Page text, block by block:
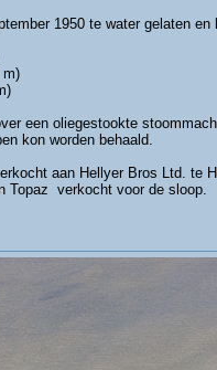
1950 te water gelaten
m)
een oliegestookte
kon worden behaald.
aan Hellyer Bros Ltd. te
Topaz verkocht voor de sloop.